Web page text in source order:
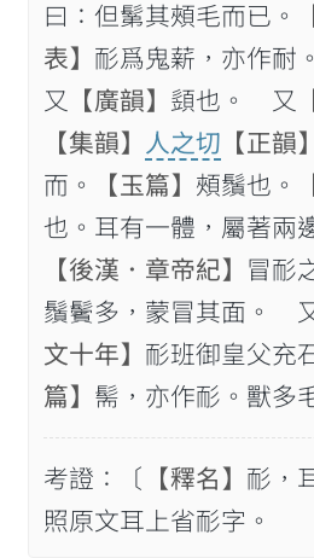
曰：但鬀其頰毛而已。
表】 耏爲鬼薪，亦作耐
又
【廣韻】 𩓣也。 又
【集韻】 人之切 【正韻】
而。
【玉篇】 頰鬚也。
也。耳有一體，屬著兩
【後漢．章帝紀】 冒耏
鬚鬢多，蒙冒其面。
文十年】 耏班御皇父
篇】 髵，亦作耏。獸多
考證：〔 【釋名】 耏，
照原文耳上省耏字。